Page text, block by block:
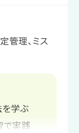
企業に
えるお
的な業
こりがち
、自己理解
種や、
のイメ
管理、ミス
学ぶ
で実践